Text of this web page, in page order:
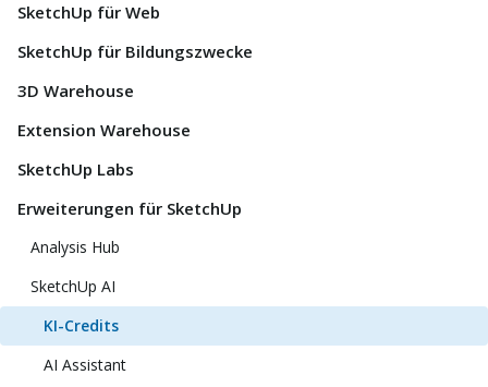
SketchUp für Web
SketchUp für Bildungszwecke
3D Warehouse
Extension Warehouse
SketchUp Labs
Erweiterungen für SketchUp
Analysis Hub
SketchUp AI
KI-Credits
AI Assistant